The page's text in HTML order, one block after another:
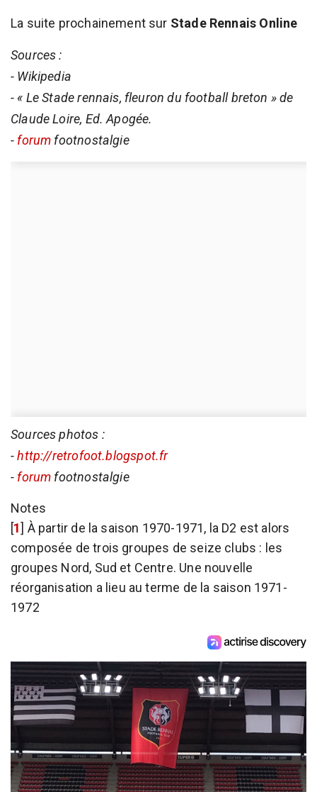
La suite prochainement sur Stade Rennais Online
Sources :
- Wikipedia
- « Le Stade rennais, fleuron du football breton » de
Claude Loire, Ed. Apogée.
- forum footnostalgie
Sources photos :
-http://retrofoot.blogspot.fr
- forum footnostalgie
Notes
[1] À partir de la saison 1970-1971, la D2 est alors
composée de trois groupes de seize clubs : les
groupes Nord, Sud et Centre. Une nouvelle
réorganisation a lieu au terme de la saison 1971-
1972